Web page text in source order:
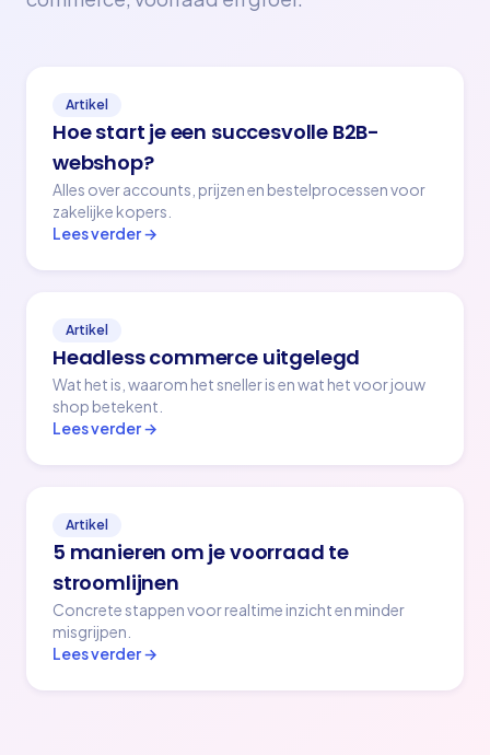
Artikel
Hoe start je een succesvolle B2B-
webshop?
Alles over accounts, prijzen en bestelprocessen voor
zakelijke kopers.
Lees verder →
Artikel
Headless commerce uitgelegd
Wat het is, waarom het sneller is en wat het voor jouw
shop betekent.
Lees verder →
Artikel
5 manieren om je voorraad te
stroomlijnen
Concrete stappen voor realtime inzicht en minder
misgrijpen.
Lees verder →